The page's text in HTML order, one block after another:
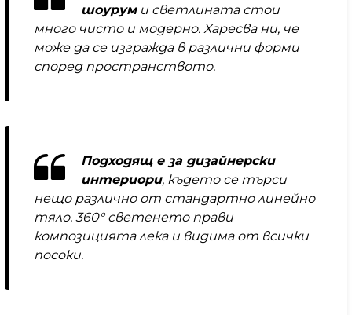
шоуруми светлината стои
много чисто и модерно. Харесва ни, че
може да се изгражда в различни форми
според пространството.
Подходящ е за дизайнерски
интериори, където се търси
нещо различно от стандартно линейно
тяло. 360° светенето прави
композицията лека и видима от всички
посоки.